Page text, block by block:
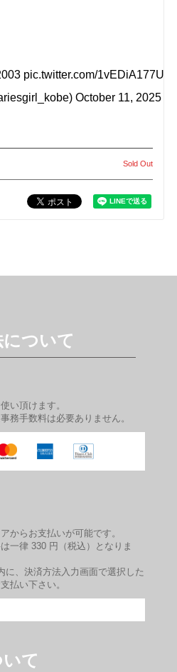
pic.twitter.com/1vEDiA177U
October 11, 2025
Sold Out
ついて
い頂けます。
務手数料は必要ありません。
からお支払いが可能です。
一律 330 円（税込）となりま
に、決済方法入力画面で選択した
払い下さい。
て